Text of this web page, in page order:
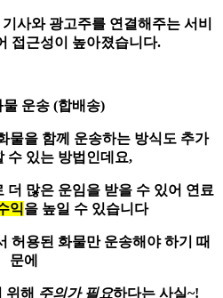
사와 광고주를 연결해주는 서비
접근성이 높아졌습니다.
물 운송 (합배송)
물을 함께 운송하는 방식도 추가
수 있는 방법인데요,
더 많은 운임을 받을 수 있어 연료
익을 높일 수 있습니다
허용된 화물만 운송해야 하기 때
문에
위해 주의가 필요하다는 사실~!